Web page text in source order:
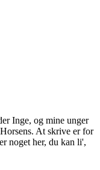
Inge, og mine unger
At skrive er for
noget her, du kan li',